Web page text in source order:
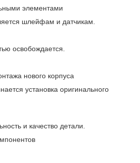
элементами
шлейфам и датчикам.
освобождается.
нового корпуса
установка оригинального
и качество детали.